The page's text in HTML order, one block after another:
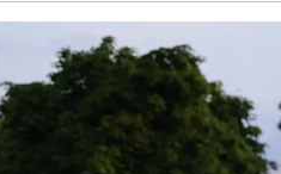
2026